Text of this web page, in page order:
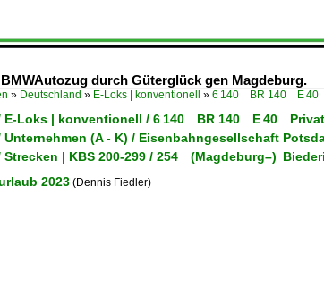
durch Güterglück gen Magdeburg.
» Deutschland » E-Loks | konventionell » 6 140 BR 140 E 40
E-Loks | konventionell / 6 140 BR 140 E 40
(A - K) / Eisenbahngesellschaft
| KBS 200-299 / 254 (Magdeburg–)
2023 (Dennis Fiedler)